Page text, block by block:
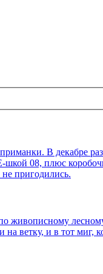
В декабре
шкой 08, плюс
пригодились.
живописному
ветку, и в тот миг,